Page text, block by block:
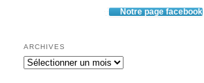
Notre page facebook
ARCHIVES
Archives